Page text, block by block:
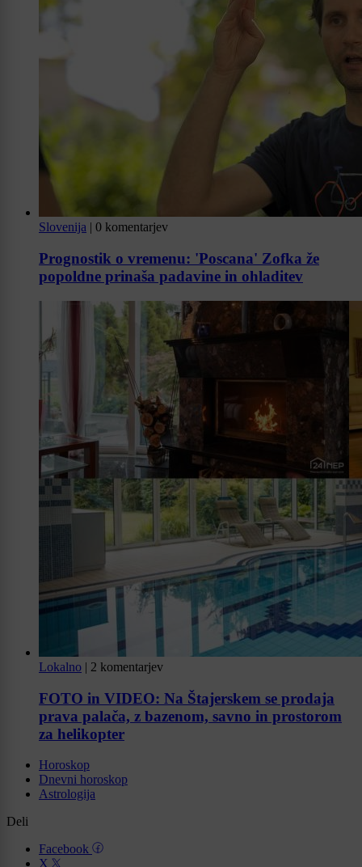
Slovenija | 0 komentarjev
Prognostik o vremenu: 'Poscana' Zofka že
popoldne prinaša padavine in ohladitev
Lokalno | 2 komentarjev
FOTO in VIDEO: Na Štajerskem se prodaja
prava palača, z bazenom, savno in prostorom
za helikopter
Horoskop
Dnevni horoskop
Astrologija
Deli
Facebook
X